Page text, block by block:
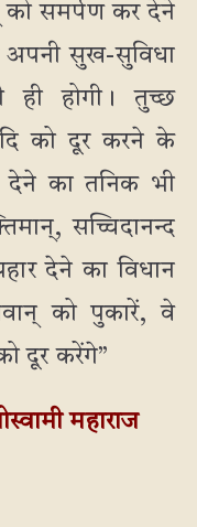
समर्पण कर देने
सुख-सुविधा
ही होगी। तुच्छ
को दूर करने के
देने का तनिक भी
सच्चिदानन्द
देने का विधान
को पुकारें, वे
दूर करेंगे”
महाराज